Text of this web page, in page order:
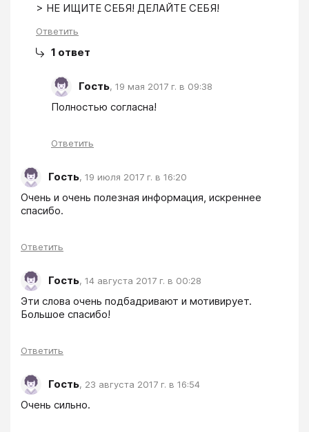
> НЕ ИЩИТЕ СЕБЯ! ДЕЛАЙТЕ СЕБЯ!
Ответить
1 ответ
Гость, 19 мая 2017 г. в 09:38
Полностью согласна!
Ответить
Гость, 19 июля 2017 г. в 16:20
Очень и очень полезная информация, искреннее
спасибо.
Ответить
Гость, 14 августа 2017 г. в 00:28
Эти слова очень подбадривают и мотивирует.
Большое спасибо!
Ответить
Гость, 23 августа 2017 г. в 16:54
Очень сильно.